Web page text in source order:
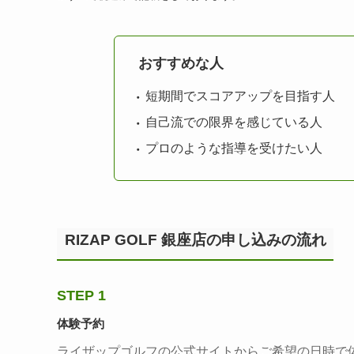
おすすめな人
短期間でスコアアップを目指す人
自己流での限界を感じている人
プロのような指導を受けたい人
RIZAP GOLF 銀座店の申し込みの流れ
STEP 1
体験予約